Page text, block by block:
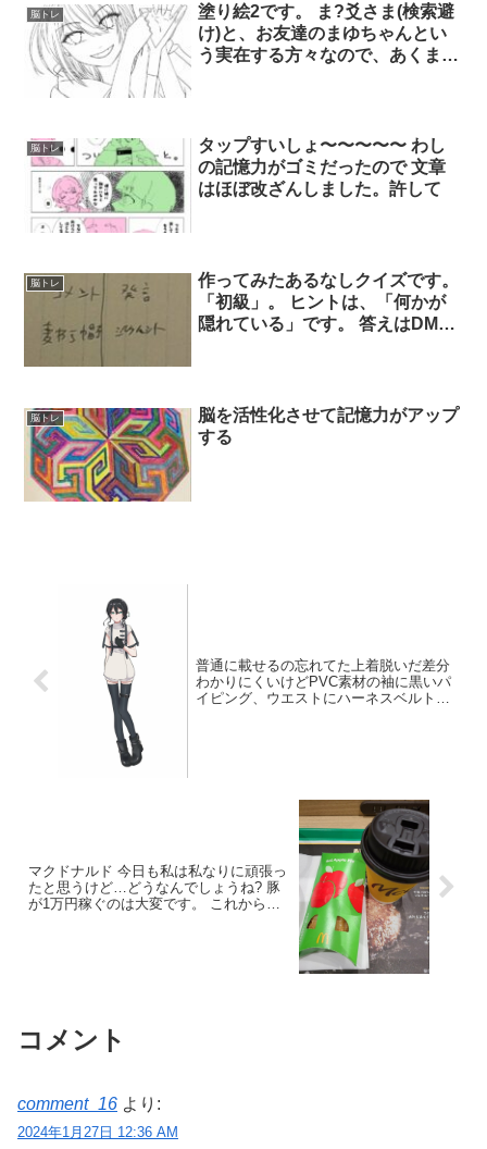
脳トレ
塗り絵2です。 ま?爻さま(検索避
け)と、お友達のまゆちゃんとい
う実在する方々なので、あくまで
ださい……??
脳トレ
タップすいしょ〜〜〜〜〜 わし
の記憶力がゴミだったので 文章
はほぼ改ざんしました。許して
脳トレ
作ってみたあるなしクイズです。
「初級」。 ヒントは、「何かが
隠れている」です。 答えはDMや
脳トレ
脳を活性化させて記憶力がアップ
する
普通に載せるの忘れてた上着脱いだ差分
わかりにくいけどPVC素材の袖に黒いパ
イピング、ウエストにハーネスベルトつ
マクドナルド 今日も私は私なりに頑張っ
たと思うけど…どうなんでしょうね? 豚
が1万円稼ぐのは大変です。 これから頭
コメント
comment_16 より:
2024年1月27日 12:36 AM